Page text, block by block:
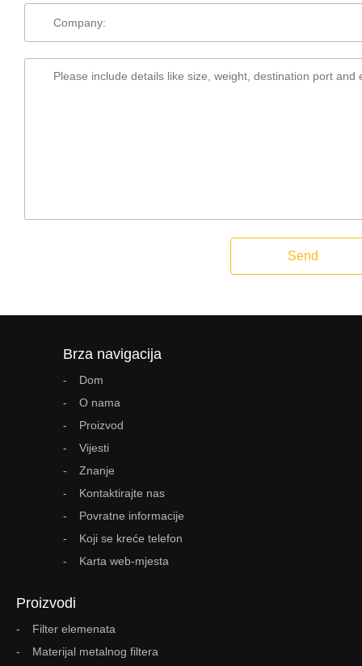
Send
Brza navigacija
Dom
O nama
Proizvod
Vijesti
Znanje
Kontaktirajte nas
Povratne informacije
Koji se kreće telefon
Karta web-mjesta
Proizvodi
Filter elemenata
Materijal metalnog filtera